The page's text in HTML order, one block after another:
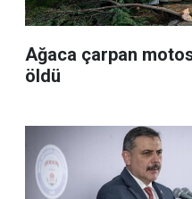
Ağaca çarpan
öldü